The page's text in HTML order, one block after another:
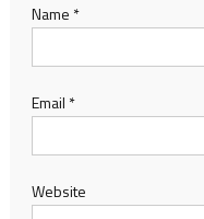
Name *
Email *
Website